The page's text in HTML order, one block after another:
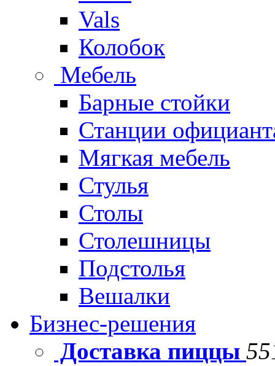
Vals
Колобок
Мебель
Барные стойки
Станции
Мягкая мебель
Стулья
Столы
Столешницы
Подстолья
Вешалки
Бизнес-решения
Доставка пиццы